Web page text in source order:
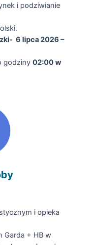
i podziwianie
6 lipca 2026 –
godziny 02:00 w
i opieka
Garda + HB w